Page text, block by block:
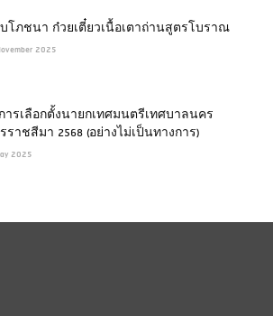
โภชนา ก๋วยเตี๋ยวเนื้อเตาถ่านสูตรโบราณ
2025
ารเลือกตั้งนายกเทศมนตรีเทศบาลนคร
ราชสีมา 2568 (อย่างไม่เป็นทางการ)
2025